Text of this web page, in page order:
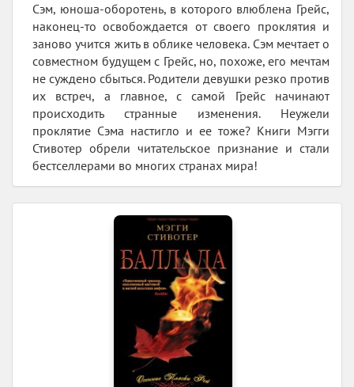
Сэм, юноша-оборотень, в которого влюблена Грейс,
наконец-то освобождается от своего проклятия и
заново учится жить в облике человека. Сэм мечтает о
совместном будущем с Грейс, но, похоже, его мечтам
не суждено сбыться. Родители девушки резко против
их встреч, а главное, с самой Грейс начинают
происходить странные изменения. Неужели
проклятие Сэма настигло и ее тоже? Книги Мэгги
Стивотер обрели читательское признание и стали
бестселлерами во многих странах мира!